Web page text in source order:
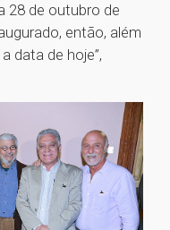
28 de outubro de
então, além
data de hoje”,